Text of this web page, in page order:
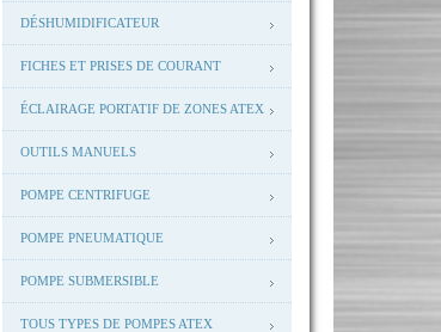
DÉSHUMIDIFICATEUR
FICHES ET PRISES DE COURANT
ÉCLAIRAGE PORTATIF DE ZONES ATEX
OUTILS MANUELS
POMPE CENTRIFUGE
POMPE PNEUMATIQUE
POMPE SUBMERSIBLE
TOUS TYPES DE POMPES ATEX